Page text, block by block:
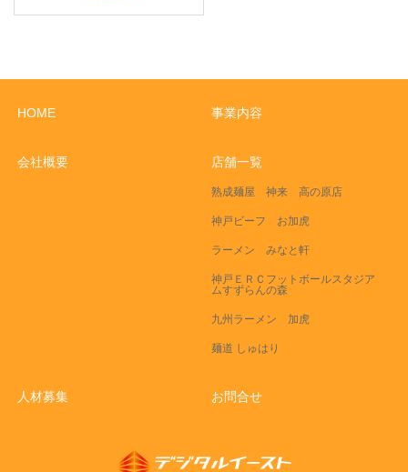
HOME 事業内容
会社概要 店舗一覧
熟成麺屋 神来 高の原店
神戸ビーフ お加虎
ラーメン みなと軒
神戸ＥＲＣフットボールスタジア
ムすずらんの森
九州ラーメン 加虎
麺道 しゅはり
人材募集 お問合せ